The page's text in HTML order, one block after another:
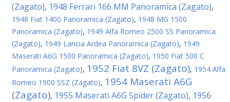
(Zagato), 1948 Ferrari 166 MM Panoramica (Zagato),
1948 Fiat 1400 Panoramica (Zagato), 1948 MG 1500
Panoramica (Zagato), 1949 Alfa Romeo 2500 SS Panoramica
(Zagato), 1949 Lancia Ardea Panoramica (Zagato), 1949
Maserati A6G 1500 Panoramica (Zagato), 1950 Fiat 500 C
Panoramica (Zagato), 1952 Fiat 8VZ (Zagato), 1954 Alfa
Romeo 1900 SSZ (Zagato), 1954 Maserati A6G
(Zagato), 1955 Maserati A6G Spider (Zagato), 1956